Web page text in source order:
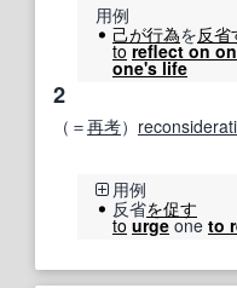
用例
己が行為を反省
to reflect on
one's life
2
（＝再考）
用例
反省を促す
to urgeone to